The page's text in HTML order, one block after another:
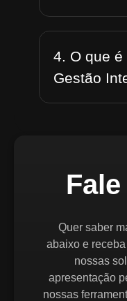
4. O que é
Gestão
Quer saber
abaixo e
nossas
apresentação
nossas